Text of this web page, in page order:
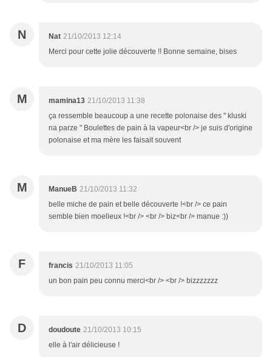
N Nat 21/10/2013 12:14
Merci pour cette jolie découverte !! Bonne semaine, bises
M mamina13 21/10/2013 11:38
ça ressemble beaucoup a une recette polonaise des " kluski
na parze " Boulettes de pain à la vapeur<br /> je suis d'origine
polonaise et ma mère les faisait souvent
M ManueB 21/10/2013 11:32
belle miche de pain et belle découverte !<br /> ce pain
semble bien moelleux !<br /> <br /> biz<br /> manue :))
F francis 21/10/2013 11:05
un bon pain peu connu merci<br /> <br /> bizzzzzzz
D doudoute 21/10/2013 10:15
elle à l'air délicieuse !